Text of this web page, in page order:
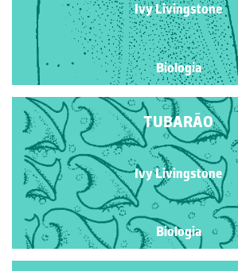
Ivy Livingstone
Biologia
TUBARÃO
Ivy Livingstone
Biologia